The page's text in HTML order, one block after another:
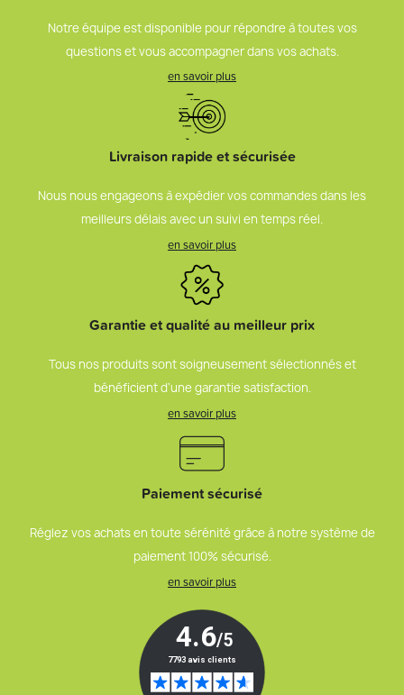
Notre équipe est disponible pour répondre à toutes vos
questions et vous accompagner dans vos achats.
en savoir plus
Livraison rapide et sécurisée
Nous nous engageons à expédier vos commandes dans les
meilleurs délais avec un suivi en temps réel.
en savoir plus
Garantie et qualité au meilleur prix
Tous nos produits sont soigneusement sélectionnés et
bénéficient d’une garantie satisfaction.
en savoir plus
Paiement sécurisé
Réglez vos achats en toute sérénité grâce à notre système de
paiement 100% sécurisé.
en savoir plus